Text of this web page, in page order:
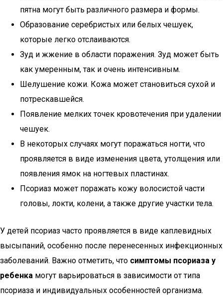
пятна могут быть различного размера и формы.
Образование серебристых или белых чешуек,
которые легко отслаиваются.
Зуд и жжение в области поражения. Зуд может быть
как умеренным, так и очень интенсивным.
Шелушение кожи. Кожа может становиться сухой и
потрескавшейся.
Появление мелких точек кровотечения при удалении
чешуек.
В некоторых случаях могут поражаться ногти, что
проявляется в виде изменения цвета, утолщения или
появления ямок на ногтевых пластинах.
Псориаз может поражать кожу волосистой части
головы, локти, колени, а также другие участки тела.
У детей псориаз часто проявляется в виде каплевидных
высыпаний, особенно после перенесенных инфекционных
заболеваний. Важно отметить, что симптомы псориаза у
ребенка могут варьироваться в зависимости от типа
псориаза и индивидуальных особенностей организма.